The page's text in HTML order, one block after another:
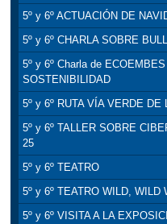
5º y 6º ACTUACIÓN DE
5º y 6º CHARLA SOBRE
5º y 6º Charla de
SOSTENIBILIDAD
5º y 6º RUTA VÍA VERDE DE
5º y 6º TALLER SOBRE
25
5º y 6º TEATRO
5º y 6º TEATRO WILD, WILD
5º y 6º VISITA A LA